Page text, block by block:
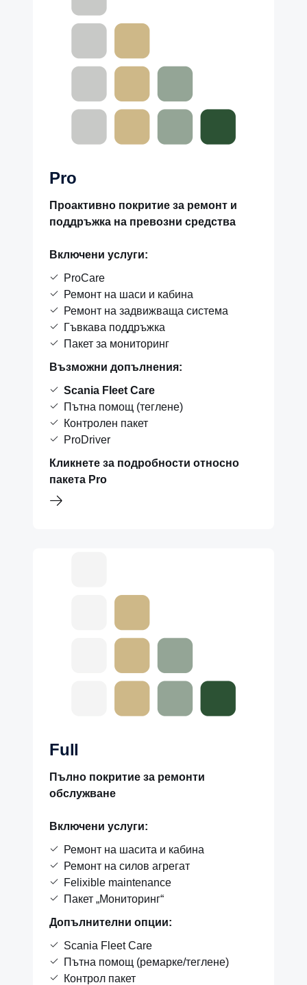
Pro
Проактивно покритие за ремонт и
поддръжка на превозни средства
Включени услуги:
ProCare
Ремонт на шаси и кабина
Ремонт на задвижваща система
Гъвкава поддръжка
Пакет за мониторинг
Възможни допълнения:
Scania Fleet Care
Пътна помощ (теглене)
Контролен пакет
ProDriver
Кликнете за подробности относно
пакета Pro
Full
Пълно покритие за ремонти
обслужване
Включени услуги:
Ремонт на шасита и кабина
Ремонт на силов агрегат
Felixible maintenance
Пакет „Мониторинг“
Допълнителни опции:
Scania Fleet Care
Пътна помощ (ремарке/теглене)
Контрол пакет